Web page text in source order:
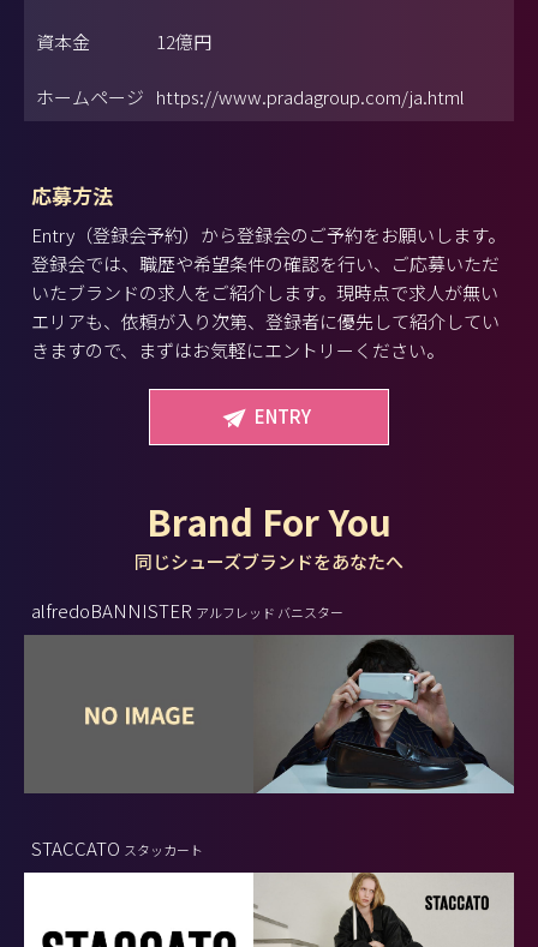
資本金 12億円
ホームページ https://www.pradagroup.com/ja.html
応募方法
Entry（登録会予約）から登録会のご予約をお願いします。
登録会では、職歴や希望条件の確認を行い、ご応募いただ
いたブランドの求人をご紹介します。現時点で求人が無い
エリアも、依頼が入り次第、登録者に優先して紹介してい
きますので、まずはお気軽にエントリーください。
ENTRY
Brand For You
同じシューズブランドをあなたへ
alfredoBANNISTER アルフレッド バニスター
STACCATO スタッカート